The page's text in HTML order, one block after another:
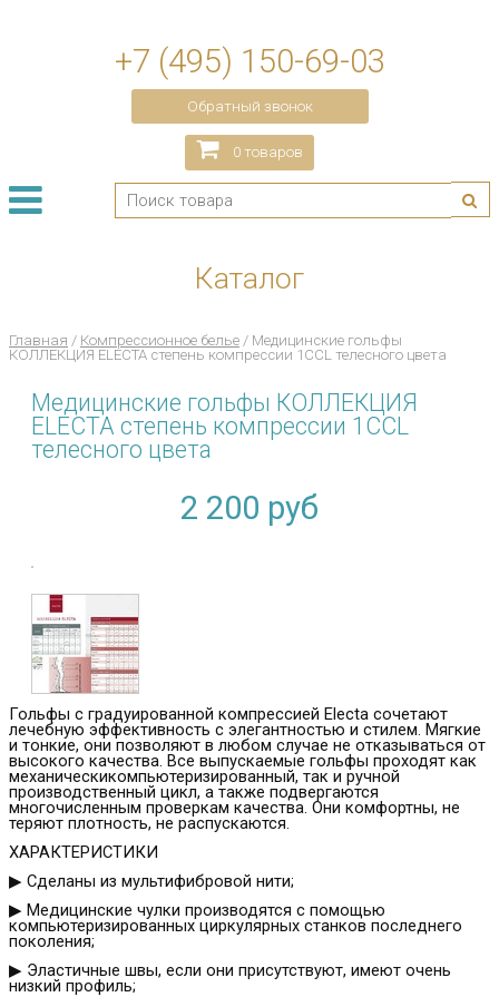
+7 (495) 150-69-03
Обратный звонок
0 товаров
Каталог
Главная / Компрессионное белье / Медицинские гольфы
КОЛЛЕКЦИЯ ELECTA степень компрессии 1CCL телесного цвета
Медицинские гольфы КОЛЛЕКЦИЯ
ELECTA степень компрессии 1CCL
телесного цвета
2 200 руб
Гольфы с градуированной компрессией Electa сочетают
лечебную эффективность с элегантностью и стилем. Мягкие
и тонкие, они позволяют в любом случае не отказываться от
высокого качества. Все выпускаемые гольфы проходят как
механическикомпьютеризированный, так и ручной
производственный цикл, а также подвергаются
многочисленным проверкам качества. Они комфортны, не
теряют плотность, не распускаются.
ХАРАКТЕРИСТИКИ
▶ Сделаны из мультифибровой нити;
▶ Медицинские чулки производятся с помощью
компьютеризированных циркулярных станков последнего
поколения;
▶ Эластичные швы, если они присутствуют, имеют очень
низкий профиль;